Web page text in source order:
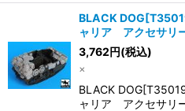
BLACK
ャリア アクセサリ
3,762円(税込)
×
BLACK
ャリア アクセサリ